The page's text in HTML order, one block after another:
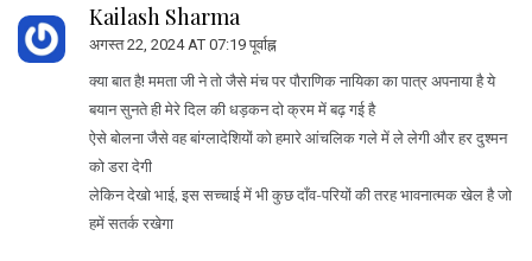
Kailash Sharma
अगस्त 22, 2024 AT 07:19 पूर्वाह्न
क्या बात है! ममता जी ने तो जैसे मंच पर पौराणिक नायिका का पात्र अपनाया है ये
बयान सुनते ही मेरे दिल की धड़कन दो क्रम में बढ़ गई है
ऐसे बोलना जैसे वह बांग्लादेशियों को हमारे आंचलिक गले में ले लेगी और हर दुश्मन
को डरा देगी
लेकिन देखो भाई, इस सच्चाई में भी कुछ दाँव-परियों की तरह भावनात्मक खेल है जो
हमें सतर्क रखेगा